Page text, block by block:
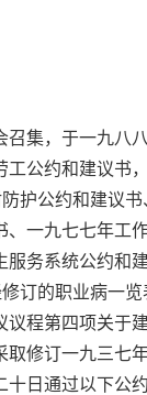
集，于一九八八
约和建议书，
护公约和建议
、一九七七年工
服务系统公约和
订的职业病一览
程第四项关于建
修订一九三七年
通过以下公约